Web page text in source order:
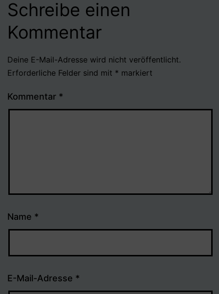
Schreibe einen
Kommentar
Deine E-Mail-Adresse wird nicht veröffentlicht.
Erforderliche Felder sind mit * markiert
Kommentar *
Name *
E-Mail-Adresse *